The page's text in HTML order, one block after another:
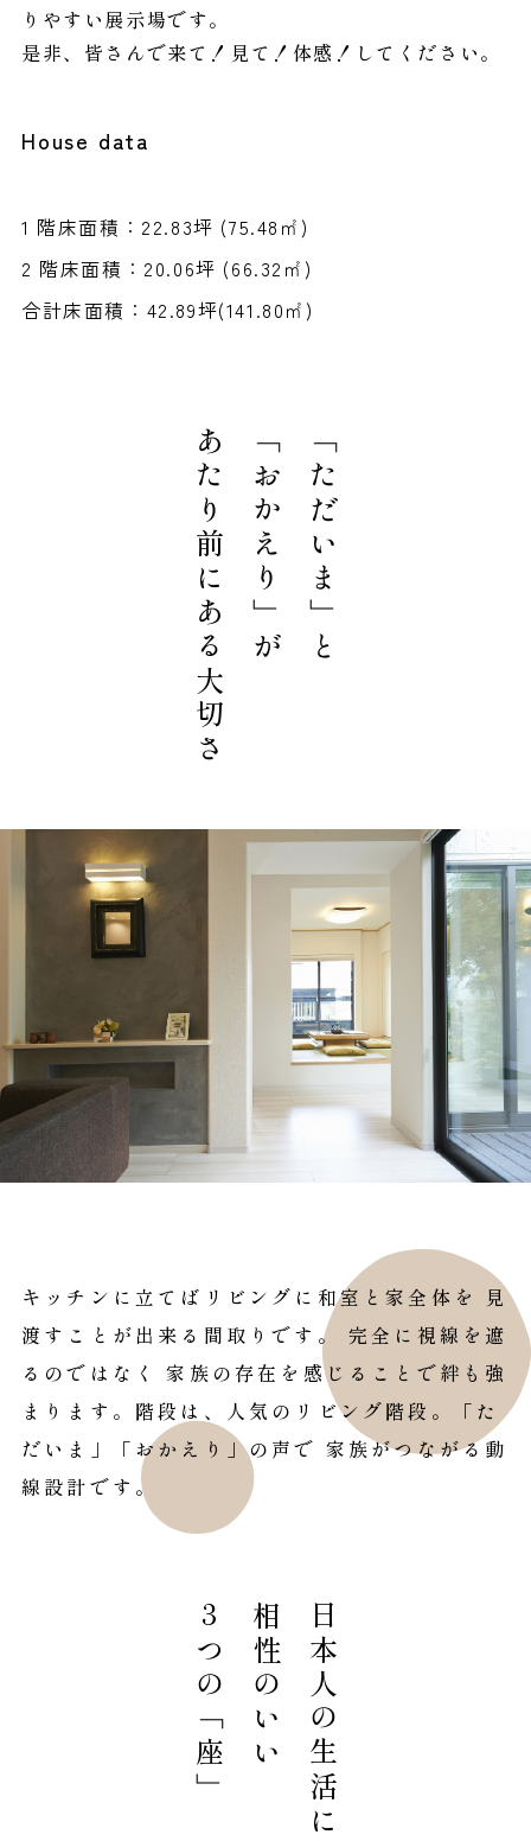
りやすい展示場です。
是非、皆さんで来て！見て！体感！してください。
House data
1 階床面積：22.83坪 (75.48㎡)
2 階床面積：20.06坪 (66.32㎡)
合計床面積：42.89坪(141.80㎡)
「ただいま」と
「おかえり」が
あたり前にある大切さ
キッチンに立てばリビングに和室と家全体を 見
渡すことが出来る間取りです。 完全に視線を遮
るのではなく 家族の存在を感じることで絆も強
まります。階段は、人気のリビング階段。「た
だいま」「おかえり」の声で 家族がつながる動
線設計です。
日本人の生活に
相性のいい
3つの「座」